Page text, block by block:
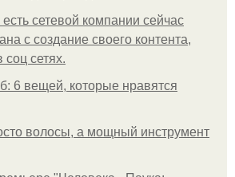
сетевой компании сейчас
с создание своего контента,
сетях.
6 вещей, которые нравятся
волосы, а мощный инструмент